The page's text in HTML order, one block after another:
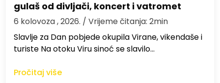
gulaš od divljači, koncert i vatromet
6 kolovoza , 2026. / Vrijeme čitanja: 2min
Slavlje za Dan pobjede okupila Virane, vikendaše i
turiste Na otoku Viru sinoć se slavilo…
Pročitaj više